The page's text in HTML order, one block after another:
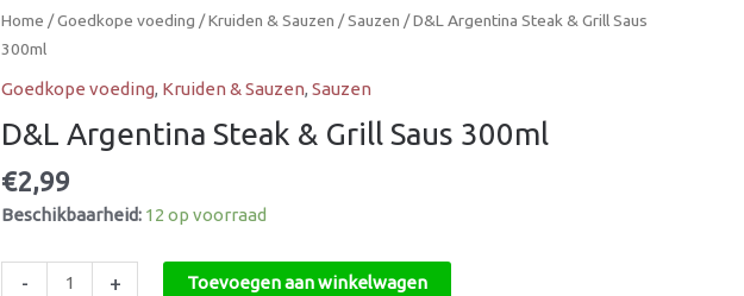
Home /Goedkope voeding /Kruiden & Sauzen /Sauzen / D&L Argentina Steak & Grill Saus
300ml
Goedkope voeding, Kruiden & Sauzen, Sauzen
D&L Argentina Steak & Grill Saus 300ml
€2,99
Beschikbaarheid: 12 op voorraad
-
D&L
Argentina
Grill
300ml
aantal
+ Toevoegen aan winkelwagen